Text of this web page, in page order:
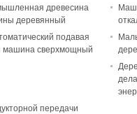
древесина
деревянный
подавая
машина сверхмощный
передачи